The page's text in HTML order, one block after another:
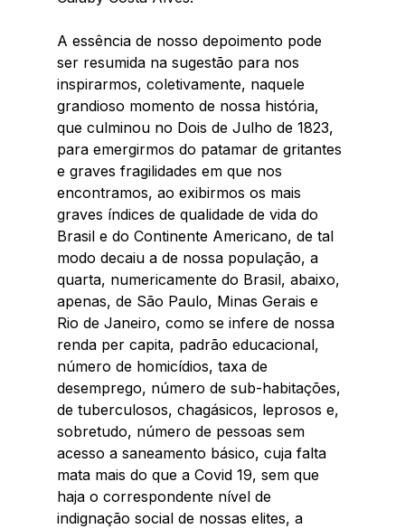
A essência de nosso depoimento pode
ser resumida na sugestão para nos
inspirarmos, coletivamente, naquele
grandioso momento de nossa história,
que culminou no Dois de Julho de 1823,
para emergirmos do patamar de gritantes
e graves fragilidades em que nos
encontramos, ao exibirmos os mais
graves índices de qualidade de vida do
Brasil e do Continente Americano, de tal
modo decaiu a de nossa população, a
quarta, numericamente do Brasil, abaixo,
apenas, de São Paulo, Minas Gerais e
Rio de Janeiro, como se infere de nossa
renda per capita, padrão educacional,
número de homicídios, taxa de
desemprego, número de sub-habitações,
de tuberculosos, chagásicos, leprosos e,
sobretudo, número de pessoas sem
acesso a saneamento básico, cuja falta
mata mais do que a Covid 19, sem que
haja o correspondente nível de
indignação social de nossas elites, a